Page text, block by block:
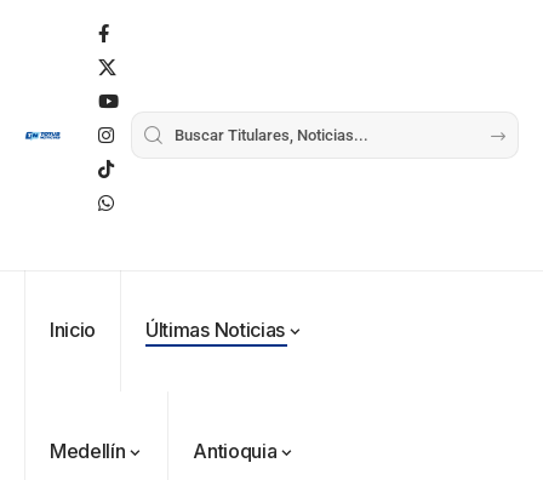
Inicio Últimas Noticias
Medellín Antioquia